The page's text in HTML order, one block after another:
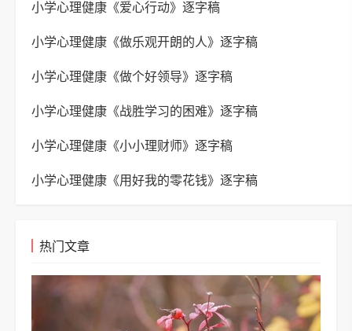
小学心理健康《爱心行动》逐字稿
小学心理健康《做乐观开朗的人》逐字稿
小学心理健康《做个好领导》逐字稿
小学心理健康《战胜学习的困难》逐字稿
小学心理健康《小小理财师》逐字稿
小学心理健康《用好我的零花钱》逐字稿
热门文章